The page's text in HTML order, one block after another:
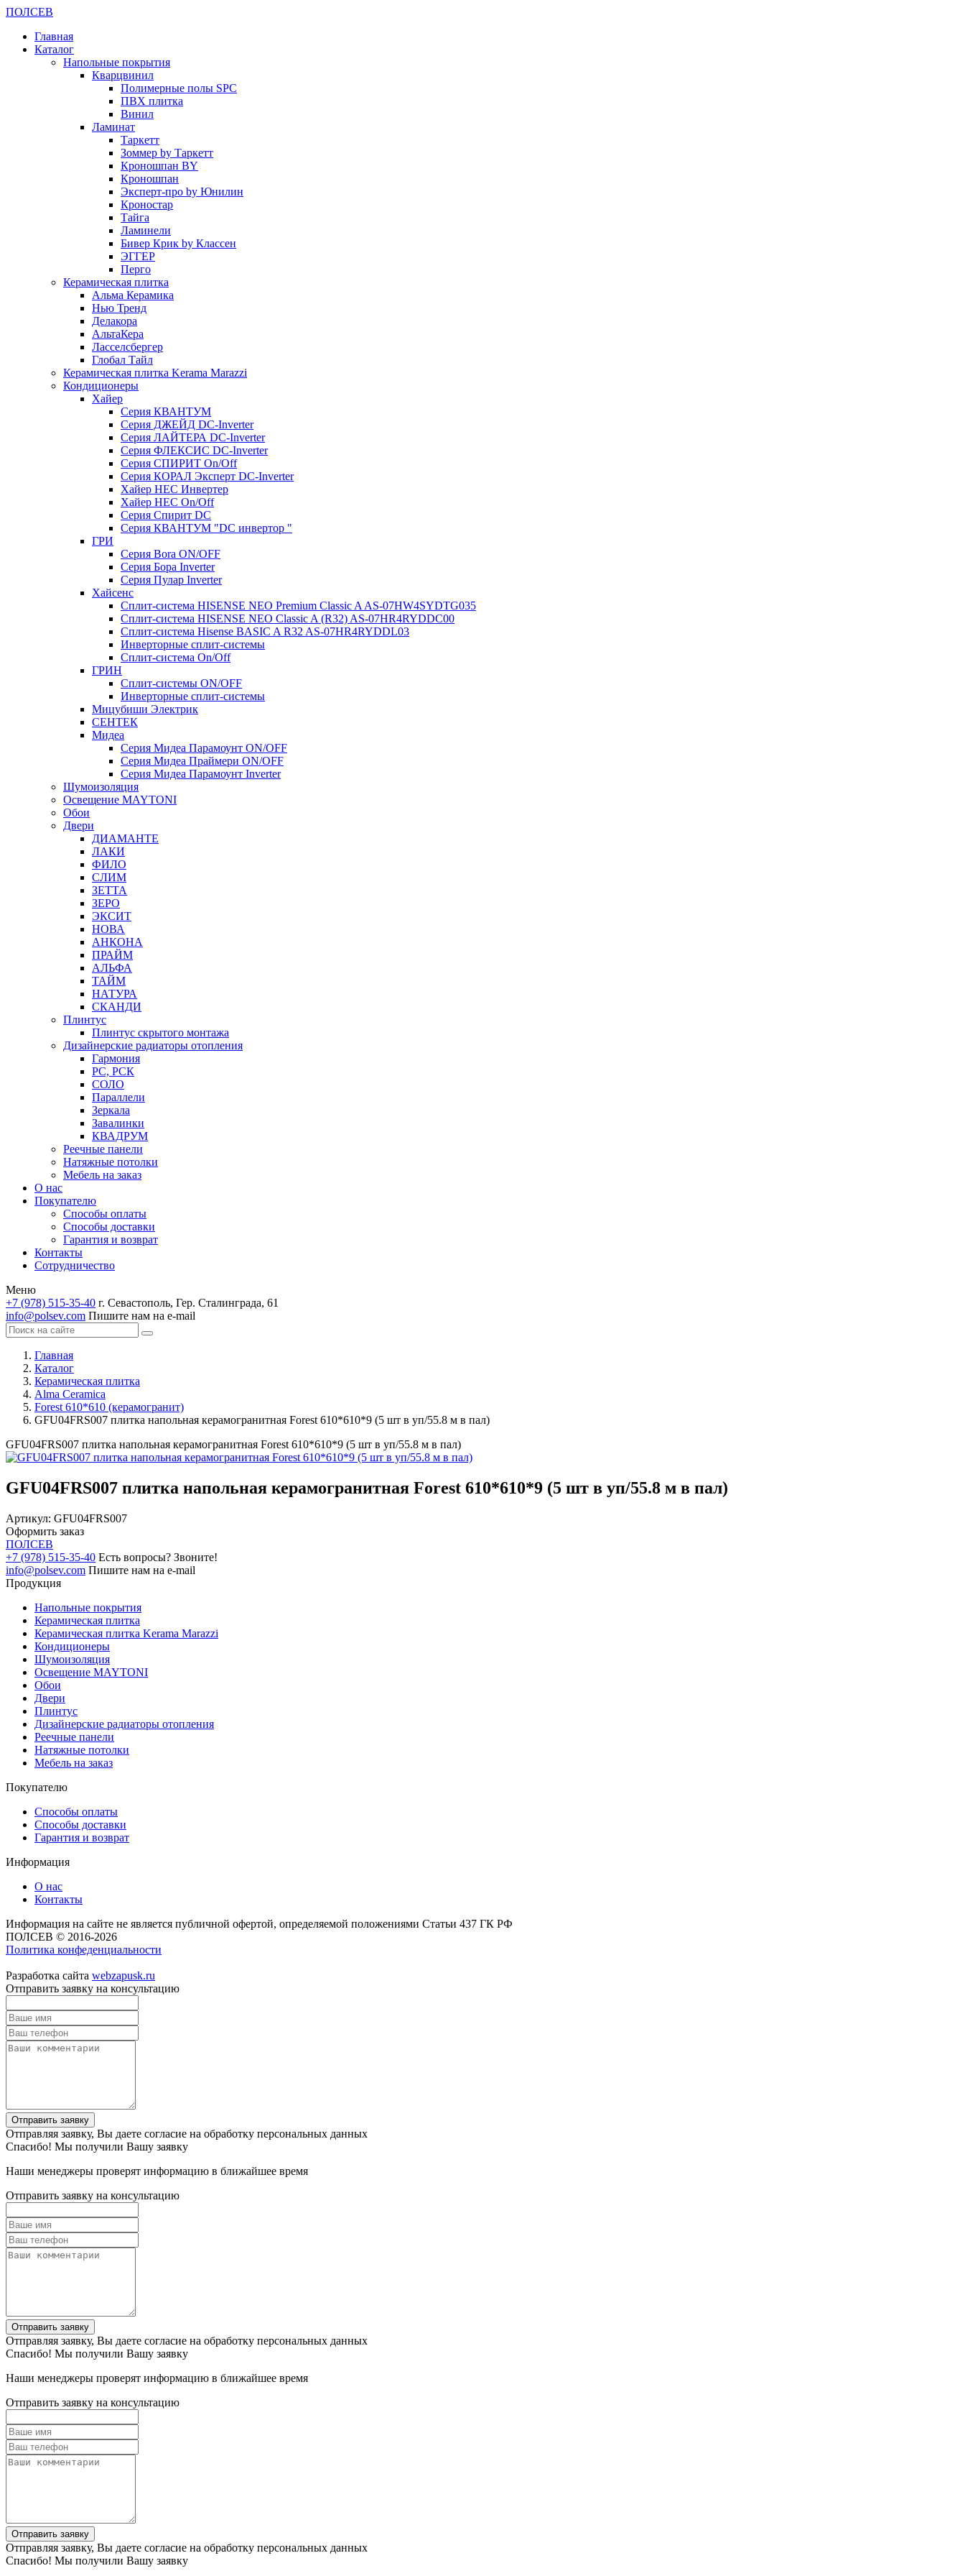
ПОЛСЕВ
Главная
Каталог
Напольные покрытия
Кварцвинил
Полимерные полы SPC
ПВХ плитка
Винил
Ламинат
Таркетт
Зоммер by Таркетт
Кроношпан BY
Кроношпан
Эксперт-про by Юнилин
Кроностар
Тайга
Ламинели
Бивер Крик by Классен
ЭГГЕР
Перго
Керамическая плитка
Альма Керамика
Нью Тренд
Делакора
АльтаКера
Ласселсбергер
Глобал Тайл
Керамическая плитка Kerama Marazzi
Кондиционеры
Хайер
Серия КВАНТУМ
Серия ДЖЕЙД DC-Inverter
Серия ЛАЙТЕРА DC-Inverter
Серия ФЛЕКСИС DC-Inverter
Серия СПИРИТ On/Off
Серия КОРАЛ Эксперт DC-Inverter
Хайер HEC Инвертер
Хайер HEC On/Off
Серия Спирит DC
Серия КВАНТУМ "DC инвертор "
ГРИ
Серия Bora ON/OFF
Серия Бора Inverter
Серия Пулар Inverter
Хайсенс
Сплит-система HISENSE NEO Premium Classic A AS-07HW4SYDTG035
Сплит-система HISENSE NEO Classic A (R32) AS-07HR4RYDDC00
Сплит-система Hisense BASIC A R32 AS-07HR4RYDDL03
Инверторные сплит-системы
Сплит-система On/Off
ГРИН
Сплит-системы ON/OFF
Инверторные сплит-системы
Мицубиши Электрик
СЕНТЕК
Мидеа
Серия Мидеа Парамоунт ON/OFF
Серия Мидеа Праймери ON/OFF
Серия Мидеа Парамоунт Inverter
Шумоизоляция
Освещение MAYTONI
Обои
Двери
ДИАМАНТЕ
ЛАКИ
ФИЛО
СЛИМ
ЗЕТТА
ЗЕРО
ЭКСИТ
НОВА
АНКОНА
ПРАЙМ
АЛЬФА
ТАЙМ
НАТУРА
СКАНДИ
Плинтус
Плинтус скрытого монтажа
Дизайнерские радиаторы отопления
Гармония
РС, РСК
СОЛО
Параллели
Зеркала
Завалинки
КВАДРУМ
Реечные панели
Натяжные потолки
Мебель на заказ
О нас
Покупателю
Способы оплаты
Способы доставки
Гарантия и возврат
Контакты
Сотрудничество
Меню
+7 (978) 515-35-40 г. Севастополь, Гер. Сталинграда, 61
info@polsev.com Пишите нам на e-mail
Главная
Каталог
Керамическая плитка
Alma Ceramica
Forest 610*610 (керамогранит)
GFU04FRS007 плитка напольная керамогранитная Forest 610*610*9 (5 шт в уп/55.8 м в пал)
GFU04FRS007 плитка напольная керамогранитная Forest 610*610*9 (5 шт в уп/55.8 м в пал)
GFU04FRS007 плитка напольная керамогранитная Forest 610*610*9 (5 шт в уп/55.8 м в пал)
Артикул: GFU04FRS007
Оформить заказ
ПОЛСЕВ
+7 (978) 515-35-40 Есть вопросы? Звоните!
info@polsev.com Пишите нам на e-mail
Продукция
Напольные покрытия
Керамическая плитка
Керамическая плитка Kerama Marazzi
Кондиционеры
Шумоизоляция
Освещение MAYTONI
Обои
Двери
Плинтус
Дизайнерские радиаторы отопления
Реечные панели
Натяжные потолки
Мебель на заказ
Покупателю
Способы оплаты
Способы доставки
Гарантия и возврат
Информация
О нас
Контакты
Информация на сайте не является публичной офертой, определяемой положениями Статьи 437 ГК РФ
ПОЛСЕВ © 2016-2026
Политика конфеденциальности
Разработка сайта webzapusk.ru
Отправить заявку на консультацию
Отправить заявку
Отправляя заявку, Вы даете согласие на обработку персональных данных
Спасибо! Мы получили Вашу заявку
Наши менеджеры проверят информацию в ближайшее время
Отправить заявку на консультацию
Отправить заявку
Отправляя заявку, Вы даете согласие на обработку персональных данных
Спасибо! Мы получили Вашу заявку
Наши менеджеры проверят информацию в ближайшее время
Отправить заявку на консультацию
Отправить заявку
Отправляя заявку, Вы даете согласие на обработку персональных данных
Спасибо! Мы получили Вашу заявку